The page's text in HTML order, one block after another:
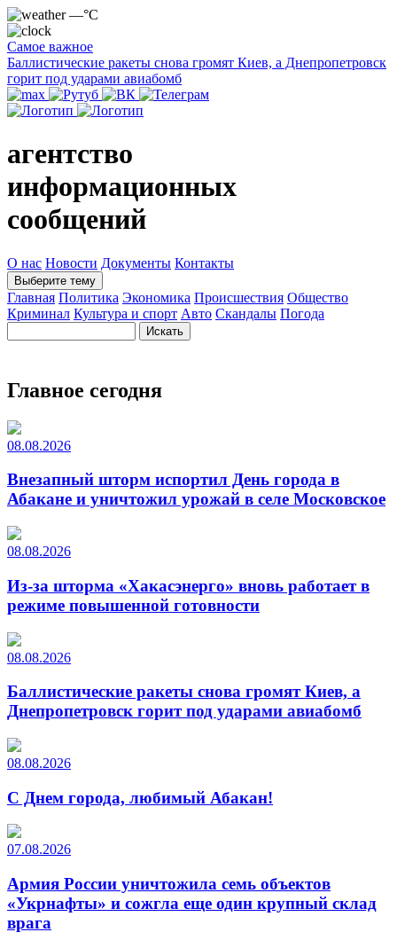
—°C
Самое важное
Баллистические ракеты снова громят Киев, а Днепропетровск
горит под ударами авиабомб
агентство
информационных
сообщений
О нас Новости Документы Контакты
Выберите тему
Главная Политика Экономика Происшествия Общество
Криминал Культура и спорт Авто Скандалы Погода
Главное сегодня
08.08.2026
Внезапный шторм испортил День города в
Абакане и уничтожил урожай в селе Московское
08.08.2026
Из-за шторма «Хакасэнерго» вновь работает в
режиме повышенной готовности
08.08.2026
Баллистические ракеты снова громят Киев, а
Днепропетровск горит под ударами авиабомб
08.08.2026
С Днем города, любимый Абакан!
07.08.2026
Армия России уничтожила семь объектов
«Укрнафты» и сожгла еще один крупный склад
врага